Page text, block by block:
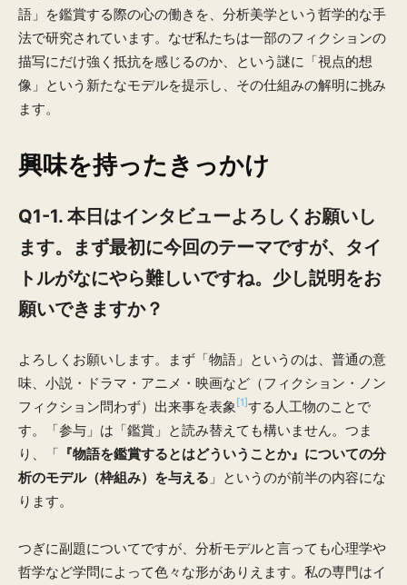
語」を鑑賞する際の心の働きを、分析美学という哲学的な手
法で研究されています。なぜ私たちは一部のフィクションの
描写にだけ強く抵抗を感じるのか、という謎に「視点的想
像」という新たなモデルを提示し、その仕組みの解明に挑み
ます。
興味を持ったきっかけ
Q1-1. 本日はインタビューよろしくお願いし
ます。まず最初に今回のテーマですが、タイ
トルがなにやら難しいですね。少し説明をお
願いできますか？
よろしくお願いします。まず「物語」というのは、普通の意
味、小説・ドラマ・アニメ・映画など（フィクション・ノン
フィクション問わず）出来事を表象 [1]する人工物のことで
す。「参与」は「鑑賞」と読み替えても構いません。つま
り、「 『物語を鑑賞するとはどういうことか』についての分
析のモデル（枠組み）を与える 」というのが前半の内容にな
ります。
つぎに副題についてですが、分析モデルと言っても心理学や
哲学など学問によって色々な形がありえます。私の専門はイ